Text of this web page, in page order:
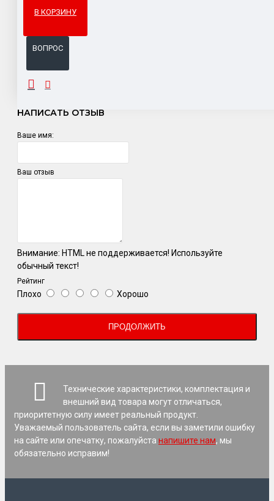
В КОРЗИНУ
ВОПРОС
ОТЗЫВЫ
НАПИСАТЬ ОТЗЫВ
Ваше имя:
Ваш отзыв
Внимание: HTML не поддерживается! Используйте
обычный текст!
Рейтинг
Плохо Хорошо
ПРОДОЛЖИТЬ
Технические характеристики, комплектация и
внешний вид товара могут отличаться,
приоритетную силу имеет реальный продукт.
Уважаемый пользователь сайта, если вы заметили ошибку
на сайте или опечатку, пожалуйста напишите нам, мы
обязательно исправим!